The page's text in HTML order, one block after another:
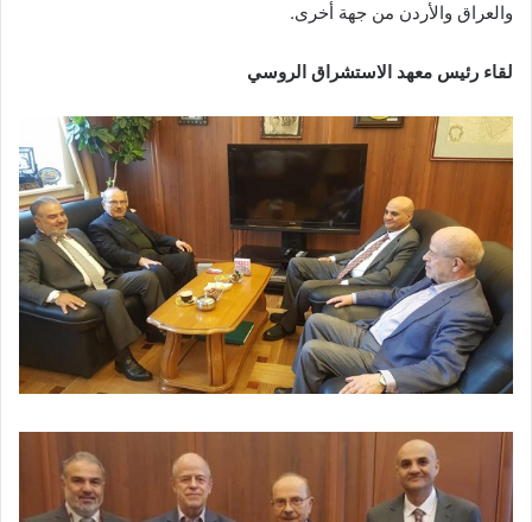
والعراق والأردن من جهة أخرى.
لقاء رئيس معهد الاستشراق الروسي